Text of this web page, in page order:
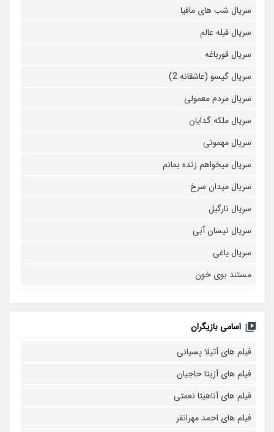
سریال شب های مافیا
سریال قبله عالم
سریال قورباغه
سریال گیسو (عاشقانه 2)
سریال مردم معمولی
سریال ملکه گدایان
سریال مهمونی
سریال میخواهم زنده بمانم
سریال میدان سرخ
سریال نارگیل
سریال نیسان آبی
سریال یاغی
مستند بوی خون
اسامی بازیگران
فیلم های آتیلا پسیانی
فیلم های آزیتا حاجیان
فیلم های آناهیتا نعمتی
فیلم های احمد مهرانفر